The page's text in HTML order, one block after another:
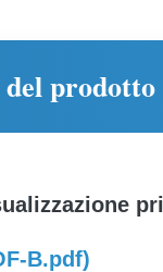
prodotto
B.pdf)